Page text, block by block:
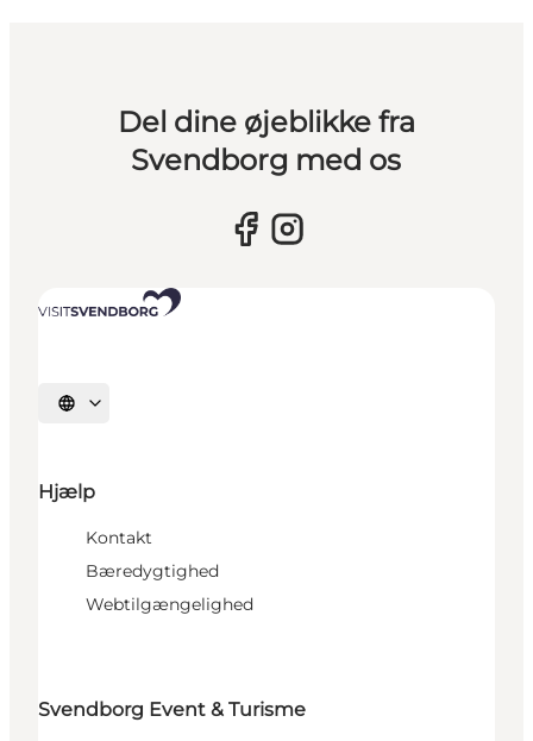
Del dine øjeblikke fra
Svendborg med os
Vælg sprog
Hjælp
Kontakt
Bæredygtighed
Webtilgængelighed
Svendborg Event & Turisme